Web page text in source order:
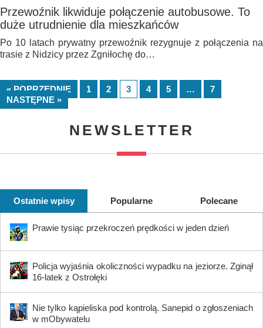
Przewoźnik likwiduje połączenie autobusowe. To
duże utrudnienie dla mieszkańców
Po 10 latach prywatny przewoźnik rezygnuje z połączenia na
trasie z Nidzicy przez Zgniłochę do…
« POPRZEDNIE 1 2 3 4 5 …
7
NASTĘPNE »
NEWSLETTER
Ostatnie wpisy Popularne Polecane
Prawie tysiąc przekroczeń prędkości w jeden dzień
Policja wyjaśnia okoliczności wypadku na jeziorze. Zginął
16-latek z Ostrołęki
Nie tylko kąpieliska pod kontrolą. Sanepid o zgłoszeniach
w mObywatelu